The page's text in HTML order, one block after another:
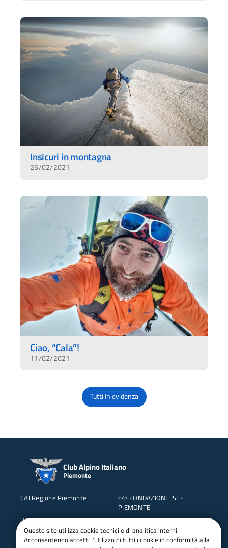
Insicuri in montagna
26/02/2021
Ciao, “Cala”!
11/02/2021
Tutti In evidenza
Club Alpino Italiano
Piemonte
CAI Regione Piemonte
c/o FONDAZIONE ISEF
PIEMONTE
Piazza Bernini 12
10143 TORINO
Tel: 011 5119480
C.F. 97676590017
Questo sito utilizza cookie tecnici e di analitica interni.
Acconsentendo accetti l'utilizzo di tutti i cookie in conformità alla